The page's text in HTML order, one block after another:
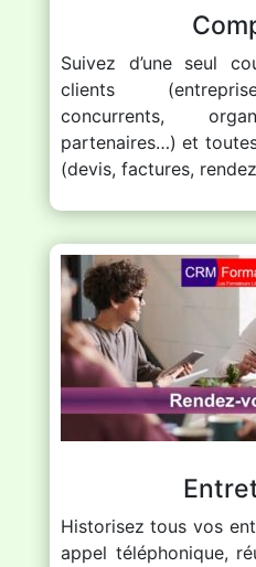
Suivez d’une seul
clients
concurrents,
partenaires…) et
(devis, factures,
Historisez tous vos
appel téléphonique,